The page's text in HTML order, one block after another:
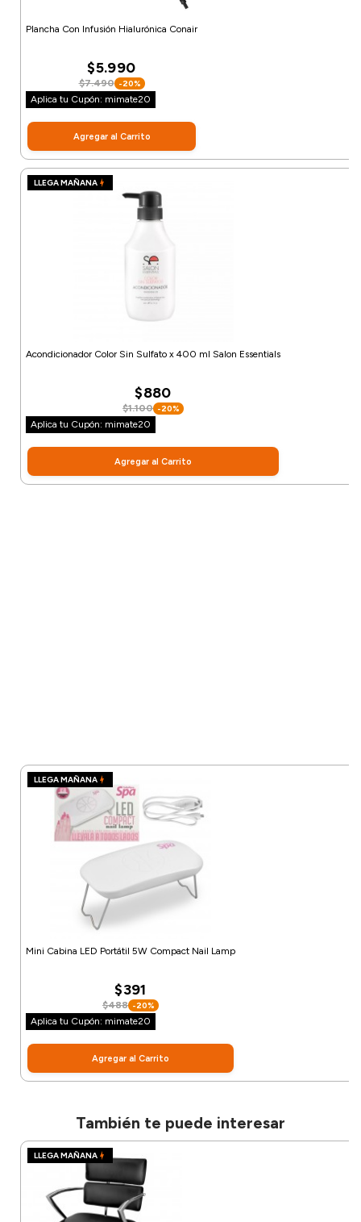
Plancha Con Infusión Hialurónica Conair
$5.990
$7.490 -20%
Aplica tu Cupón: mimate20
Agregar al Carrito
LLEGA MAÑANA
Acondicionador Color Sin Sulfato x 400 ml Salon Essentials
$880
$1.100 -20%
Aplica tu Cupón: mimate20
Agregar al Carrito
LLEGA MAÑANA
Mini Cabina LED Portátil 5W Compact Nail Lamp
$391
$488 -20%
Aplica tu Cupón: mimate20
Agregar al Carrito
También te puede interesar
LLEGA MAÑANA